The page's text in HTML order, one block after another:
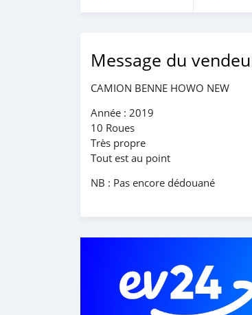
Message du
CAMION BENNE HOWO NEW
Année : 2019
10 Roues
Très propre
Tout est au point
NB : Pas encore dédouané